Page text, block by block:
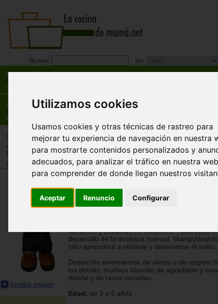
Utilizamos cookies
Usamos cookies y otras técnicas de rastreo para
mejorar tu experiencia de navegación en nuestra
para mostrarte contenidos personalizados y
adecuados, para analizar el tráfico en nuestra
para comprender de donde llegan nuestros
Aceptar Renuncio Configurar
Busca: en:
Recetas
Tienda
Actualidad
Registro
>Tienda>Juguetes infantiles>Juguetes por edad>
años
>Tienda>Juguetes infantiles>Juguetes por tipo >
complementos>Muñecos
Ampliar imagen
Niño (Etni Abroches) Europeo
Miniland
abroches y enlazado de cordones. Favorecen el
desarrollo de la destreza manual.
niño aprenderá a vestirse y desvestirse él solito.
Desarrolla sentimientos de afecto y de respeto
los demás: muñeco blandito de agradable y
diseño y de razas variadas.
Edad: de 3 a 6 años